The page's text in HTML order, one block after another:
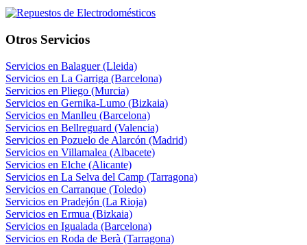
Otros Servicios
Servicios en Balaguer (Lleida)
Servicios en La Garriga (Barcelona)
Servicios en Pliego (Murcia)
Servicios en Gernika-Lumo (Bizkaia)
Servicios en Manlleu (Barcelona)
Servicios en Bellreguard (Valencia)
Servicios en Pozuelo de Alarcón (Madrid)
Servicios en Villamalea (Albacete)
Servicios en Elche (Alicante)
Servicios en La Selva del Camp (Tarragona)
Servicios en Carranque (Toledo)
Servicios en Pradejón (La Rioja)
Servicios en Ermua (Bizkaia)
Servicios en Igualada (Barcelona)
Servicios en Roda de Berà (Tarragona)